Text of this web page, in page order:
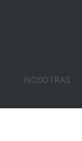
NOSOTRAS